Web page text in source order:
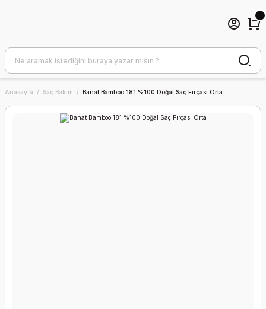
Anasayfa Saç Bakım Banat Bamboo 181 %100 Doğal Saç Fırçası Orta